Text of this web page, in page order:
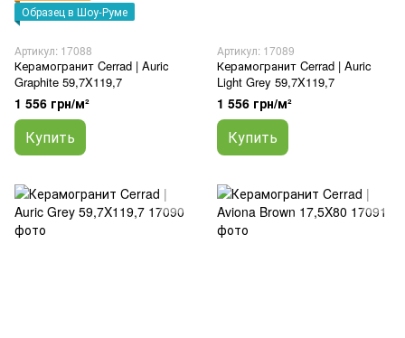
Образец в Шоу-Руме
Артикул: 17088
Керамогранит Cerrad | Auric
Graphite 59,7X119,7
1 556 грн/м²
Купить
Артикул: 17089
Керамогранит Cerrad | Auric
Light Grey 59,7X119,7
1 556 грн/м²
Купить